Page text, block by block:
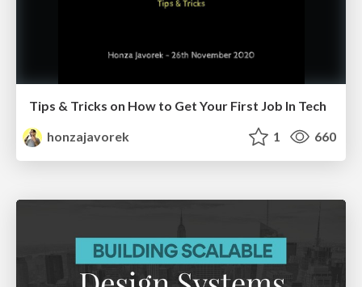
Tips & Tricks on How to Get Your First Job In Tech
honzajavorek
1 660